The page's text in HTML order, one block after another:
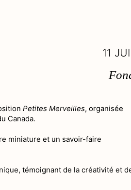
11
Petites Merveilles, organisée
Canada.
miniature et un savoir-faire
témoignant de la créativité et